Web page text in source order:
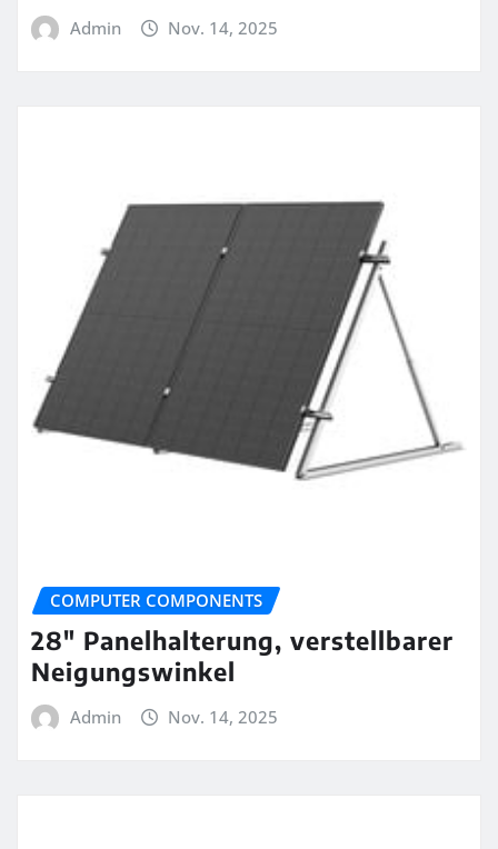
Admin Nov. 14, 2025
COMPUTER COMPONENTS
28″ Panelhalterung, verstellbarer
Neigungswinkel
Admin Nov. 14, 2025